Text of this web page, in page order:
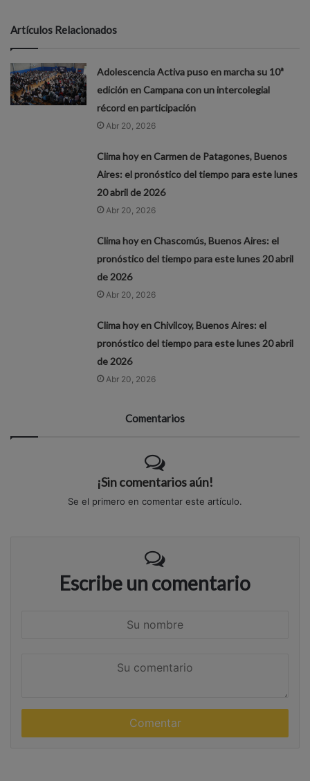
Artículos Relacionados
Adolescencia Activa puso en marcha su 10ª
edición en Campana con un intercolegial
récord en participación
Abr 20, 2026
Clima hoy en Carmen de Patagones, Buenos
Aires: el pronóstico del tiempo para este lunes
20 abril de 2026
Abr 20, 2026
Clima hoy en Chascomús, Buenos Aires: el
pronóstico del tiempo para este lunes 20 abril
de 2026
Abr 20, 2026
Clima hoy en Chivilcoy, Buenos Aires: el
pronóstico del tiempo para este lunes 20 abril
de 2026
Abr 20, 2026
Comentarios
¡Sin comentarios aún!
Se el primero en comentar este artículo.
Escribe un comentario